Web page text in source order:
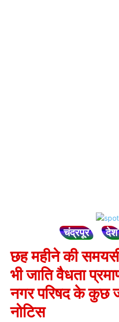
चंद्रपूर देश
छह महीने की
भी जाति वैधता
नगर परिषद के कुछ
नोटिस